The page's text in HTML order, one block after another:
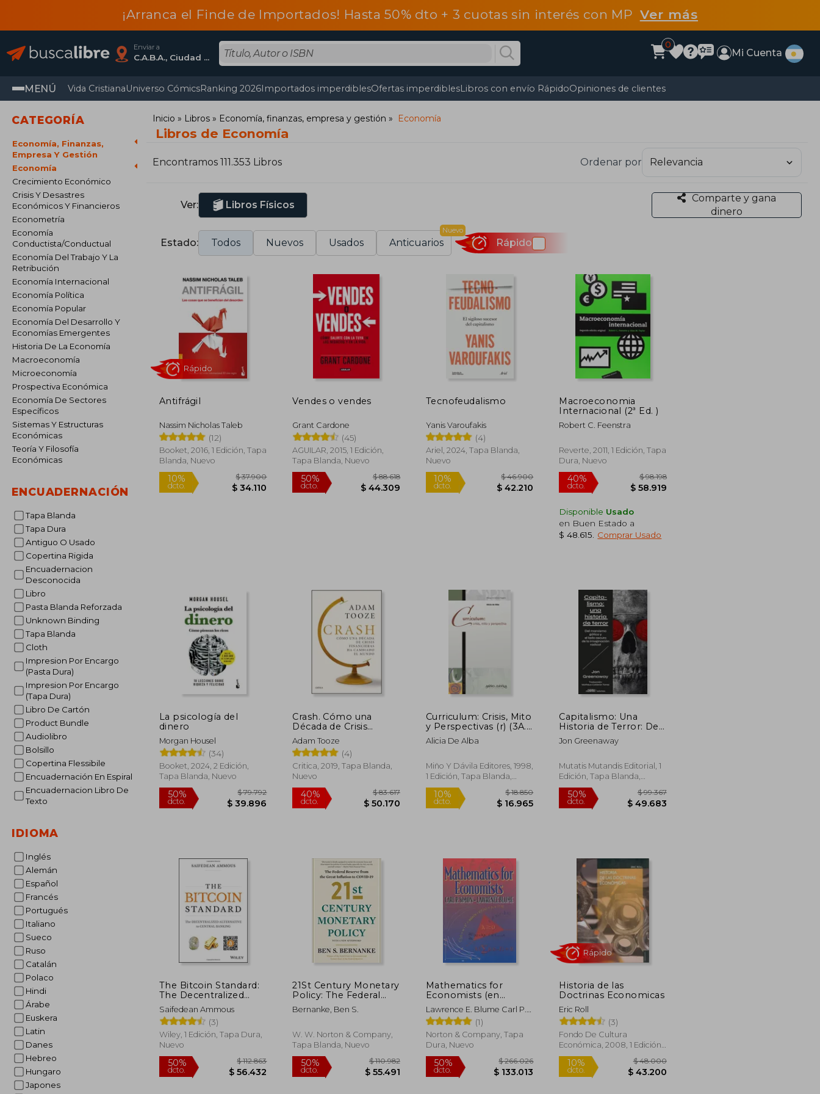
¡Arranca el Finde de Importados! Hasta 50% dto + 3 cuotas sin interés con MP Ver más
Enviar a
C.A.B.A., Ciudad Autónoma De Buenos Aires
0
Mi Cuenta
MENÚ Vida CristianaUniverso CómicsRanking 2026Importados imperdiblesOfertas imperdiblesLibros con envío RápidoOpiniones de clientes
CATEGORÍA
Economía, Finanzas,
Empresa Y Gestión
Economía
Crecimiento Económico
Crisis Y Desastres
Económicos Y Financieros
Econometría
Economía
Conductista/Conductual
Economía Del Trabajo Y La
Retribución
Economía Internacional
Economía Política
Economía Popular
Economía Del Desarrollo Y
Economías Emergentes
Historia De La Economía
Macroeconomía
Microeconomía
Prospectiva Económica
Economía De Sectores
Específicos
Sistemas Y Estructuras
Económicas
Teoría Y Filosofía
Económicas
ENCUADERNACIÓN
Tapa Blanda
Tapa Dura
Antiguo O Usado
Copertina Rigida
Encuadernacion
Desconocida
Libro
Pasta Blanda Reforzada
Unknown Binding
Tapa Blanda
Cloth
Impresion Por Encargo
(Pasta Dura)
Impresion Por Encargo
(Tapa Dura)
Libro De Cartón
Product Bundle
Audiolibro
Bolsillo
Copertina Flessibile
Encuadernación En Espiral
Encuadernacion Libro De
Texto
IDIOMA
Inglés
Alemán
Español
Francés
Portugués
Italiano
Sueco
Ruso
Catalán
Polaco
Hindi
Árabe
Euskera
Latin
Danes
Hebreo
Hungaro
Japones
Inicio Libros Economía, finanzas, empresa y gestión Economía
Libros de Economía
Encontramos 111.353 Libros Ordenar por
Ver: Libros Físicos
Comparte y gana
dinero
Estado: Todos Nuevos Usados Anticuarios
Nuevo
Rápido
Antifrágil
Nassim Nicholas Taleb
(12)
Booket, 2016, 1 Edición, Tapa
Blanda, Nuevo
Vendes o vendes
Grant Cardone
(45)
AGUILAR, 2015, 1 Edición,
Tapa Blanda, Nuevo
Tecnofeudalismo
Yanis Varoufakis
(4)
Ariel, 2024, Tapa Blanda,
Nuevo
$ 46.900
$ 42.210
Macroeconomia
Internacional (2ª Ed. )
Robert C. Feenstra
Reverte, 2011, 1 Edición, Tapa
Dura, Nuevo
40%
dcto.
Disponible Usado
en Buen Estado a
$ 48.615
Comprar Usado
La psicología del
dinero
Morgan Housel
(34)
Booket, 2024, 2 Edición,
Tapa Blanda, Nuevo
50%
dcto.
Crash. Cómo una
Década de Crisis
Financieras ha
Cambiado el Mundo
Adam Tooze
(4)
Critica, 2019, Tapa Blanda,
Nuevo
40%
dcto.
Curriculum: Crisis, Mito
y Perspectivas (r) (3A.
Edic. 2012)
Alicia De Alba
Miño Y Dávila Editores, 1998,
1 Edición, Tapa Blanda,
Nuevo
10%
dcto.
$ 18.850
$ 16.965
Capitalismo: Una
Historia de Terror: Del
Marxismo Gótico y el
Lado Oscuro de la
Jon Greenaway
Mutatis Mutandis Editorial, 1
Edición, Tapa Blanda,
Nuevo
50%
dcto.
The Bitcoin Standard:
The Decentralized
Alternative to Central
Banking (en Inglés)
Saifedean Ammous
(3)
Wiley, 1 Edición, Tapa Dura,
Nuevo
21St Century Monetary
Policy: The Federal
Reserve From the
Great Inflation to
Bernanke, Ben S.
W. W. Norton & Company,
Tapa Blanda, Nuevo
Mathematics for
Economists (en
Inglés)
Lawrence E. Blume Carl P.
Simon
(1)
Norton & Company, Tapa
Dura, Nuevo
Historia de las
Doctrinas Economicas
Eric Roll
(3)
Fondo De Cultura
Económica, 2008, 1 Edición,
Tapa Blanda, Nuevo
Rápido